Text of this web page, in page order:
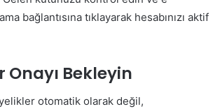
bağlantısına tıklayarak hesabınızı aktif
Bekleyin
otomatik olarak değil,